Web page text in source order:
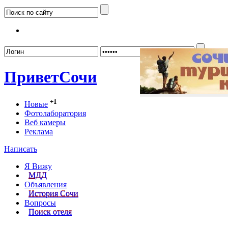
ПриветСочи
Новые +1
Фотолаборатория
Веб камеры
Реклама
Написать
Я Вижу
МДД
Объявления
История Сочи
Вопросы
Поиск отеля